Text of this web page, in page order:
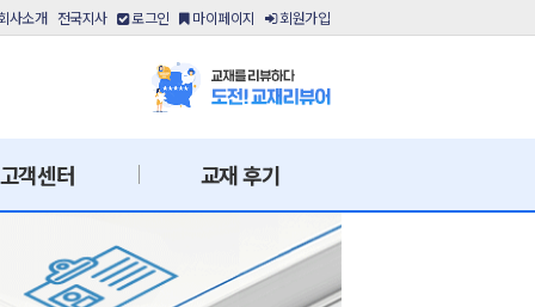
사소개 전국지사 로그인 마이페이지 회원가입
고객센터 교재 후기